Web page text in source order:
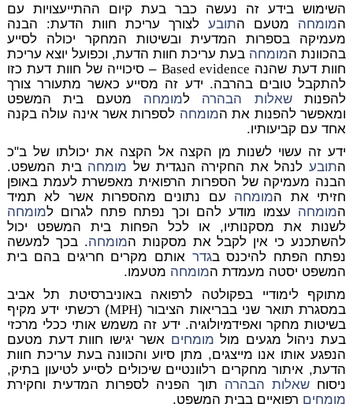
השימוש בידע זה נעשה כבר בעת קיום ההתייעצויות עם
המומחה מטעם התובעלצורך עריכת חוות הדעת: הבנה
מעמיקה בספרות המדעית ובשיטות המחקר יכולה לסייע
בהכוונת המומחה בעת עריכת חוות הדעת, וכפועל יוצא עריכת
חוות דעת שהנה Based evidence – סיכוייה של חוות דעת כזו
להתקבל טובים בהרבה. ידע זה מסייע כאשר מתעורר צורך
להפנותשאלות הבהרה למומחה מטעם בית המשפט
ומאפשר להפנות את המומחה לספרות אשר אינה עולה בקנה
אחד עם קביעותיו.
ידע זה עשוי לשנות מן הקצה אל הקצה את יכולתו של ב"כ
התובעלנהל את החקירה הנגדית של מומחה בית המשפט.
הבנה מעמיקה של הספרות הרפואית מאפשרת לעמת באופן
חזיתי את המומחה עם נתונים מהספרות אשר לא תמיד
המומחה עצמו מודע להם וכך נפתח פתח לגרום למומחה
לשנות את מסקנותיו, או לכל הפחות בית המשפט יכול
להשתכנע כי אין לקבל את מסקנות המומחה. בכך למעשה
נפתח הפתח להיכנס בגדר אותם מקרים חריגים בהם בית
המשפט יסטה מעמדת המומחה מטעמו.
מתוקף לימודיי בפקולטה לרפואה באוניברסיטת תל אביב
במסגרת תואר שני בבריאות הציבור (MPH) רכשתי ידע מקיף
בשיטות מחקר ואפידמיולוגיה. ידע זה משמש אותי ככלי מרכזי
בעת ניהול מגעים מול מומחים אשר יגישו חוות דעת מטעם
הנפגע אותו אנו מייצגים, מתן סיוע והכוונה בעת עריכת חוות
הדעת, איתור מחקרים רלוונטיים שיכולים לסייע לטיעון בתיק,
ניסוחשאלות הבהרה תוך הפניה לספרות המדעית וחקירת
מומחים רפואיים בבית המשפט.